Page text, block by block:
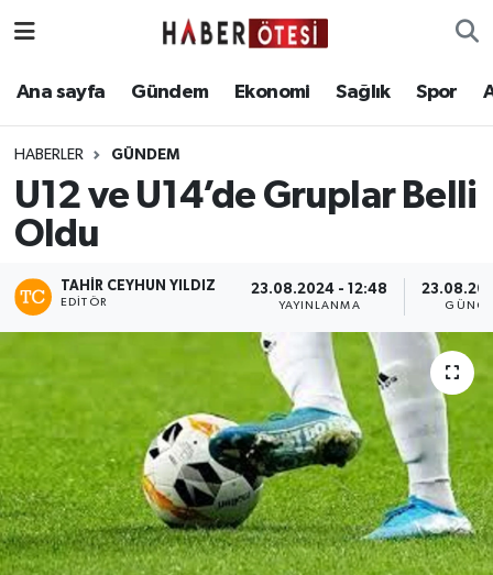
Ana sayfa Gündem Ekonomi Sağlık Spor
HABERLER GÜNDEM
U12 ve U14’de Gruplar Belli
Oldu
TAHIR CEYHUN YILDIZ
EDITÖR
23.08.2024 - 12:48
YAYINLANMA
Ana sayfa
Ekonomi
Sağlık
Spor
Teknoloji
Eskişehir Nöbetçi Eczaneler
Eskişehir Namaz Vakitleri
Eskişehir Trafik Yoğunluk Haritası
Süper Lig Puan Durumu ve Fikstür
Son Dakika Haberleri
Haber Arşivi